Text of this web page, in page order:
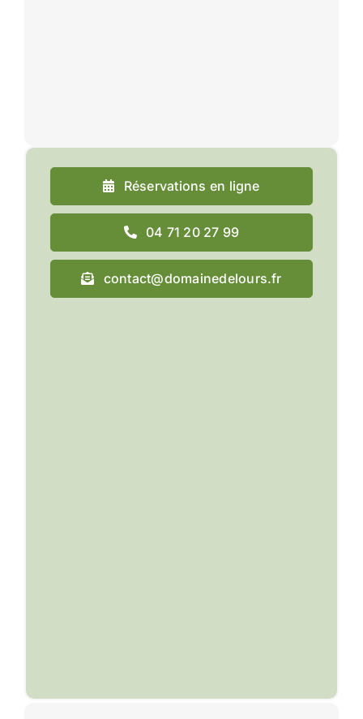
Réservations en ligne
04 71 20 27 99
contact@domainedelours.fr